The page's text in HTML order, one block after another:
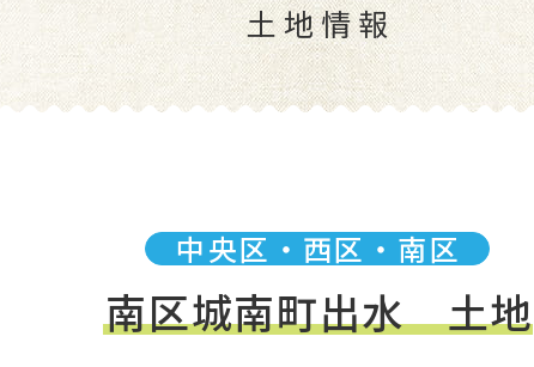
土地情報
中央区・西区・南区
南区城南町出水 土地